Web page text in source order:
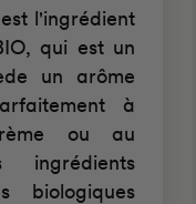
l'ingrédient
qui est un
un arôme
à
ou au
ingrédients
biologiques